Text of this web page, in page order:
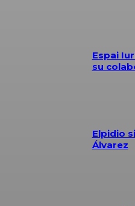
Espai
su
Elpidio
Álvarez